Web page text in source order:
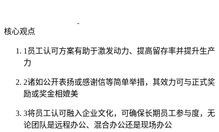
核心观点
1 员工认可方案有助于激发动力、提高留存率并提升生产
力
2诸如公开表扬或感谢信等简单举措，其效力可与正式奖
励或奖金相媲美
3将员工认可融入企业文化，可确保长期员工参与度，无
论团队是远程办公、混合办公还是现场办公